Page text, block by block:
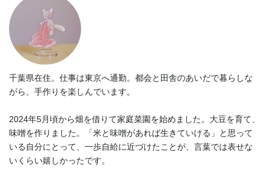
千葉県在住。仕事は東京へ通勤。都会と田舎のあいだで暮らしな
がら、手作りを楽しんでいます。
2024年5月頃から畑を借りて家庭菜園を始めました。大豆を育て、
味噌を作りました。「米と味噌があれば生きていける」と思って
いる自分にとって、一歩自給に近づけたことが、言葉では表せな
いくらい嬉しかったです。